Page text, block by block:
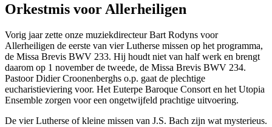
Orkestmis voor Allerheiligen
Vorig jaar zette onze muziekdirecteur Bart Rodyns voor
Allerheiligen de eerste van vier Lutherse missen op het programma,
de Missa Brevis BWV 233. Hij houdt niet van half werk en brengt
daarom op 1 november de tweede, de Missa Brevis BWV 234.
Pastoor Didier Croonenberghs o.p. gaat de plechtige
eucharistieviering voor. Het Euterpe Baroque Consort en het Utopia
Ensemble zorgen voor een ongetwijfeld prachtige uitvoering.
De vier Lutherse of kleine missen van J.S. Bach zijn wat mysterieus.